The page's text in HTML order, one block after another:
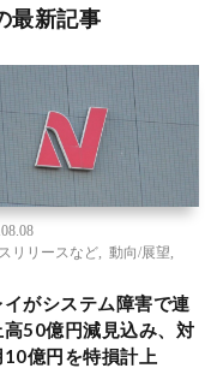
最新記事
リリースなど
動向/展望
イがシステム障害で連
高50億円減見込み、対
10億円を特損計上